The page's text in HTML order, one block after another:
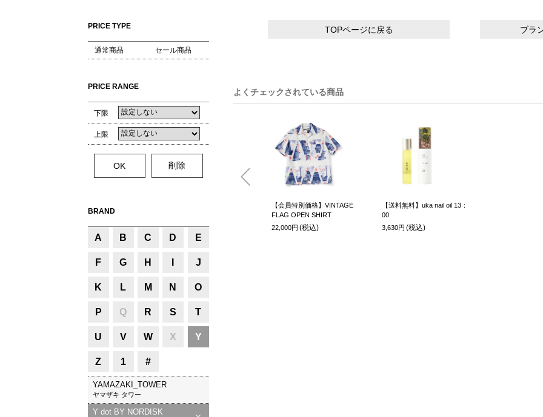
PRICE TYPE
通常商品 セール商品
PRICE RANGE
下限
上限
BRAND
A B C D E
F G H J
K L M N O
P Q R S T
U V W X Y
Z 1 #
YAMAZAKI_TOWER
ヤマザキ タワー
Y dot BY NORDISK
TOPページに戻る ブラ
よくチェックされている商品
【会員特別価格】VINTAGE
FLAG OPEN SHIRT
22,000円 (税込)
【送料無料】uka nail oil 13：
00
3,630円 (税込)